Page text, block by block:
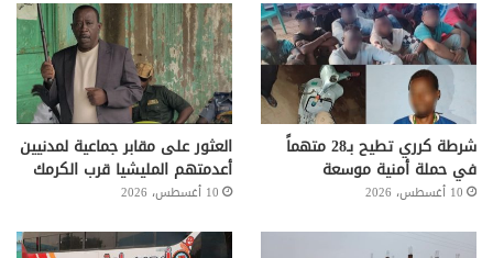
شرطة كرري تطيح بـ28 متهماً
في حملة أمنية موسعة
10 أغسطس، 2026
العثور على مقابر جماعية لمدنيين
أعدمتهم المليشيا قرب الكرمك
10 أغسطس، 2026